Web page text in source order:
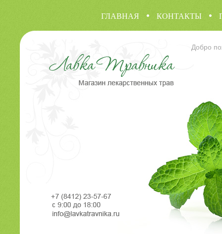
Добро
ГЛАВНАЯ КОНТАКТЫ